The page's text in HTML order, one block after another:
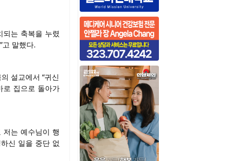
는 축복을 누렸
말했다.
설교에서 “귀신
로 집으로 돌아가
저는 예수님이 행
신 일을 중단 없